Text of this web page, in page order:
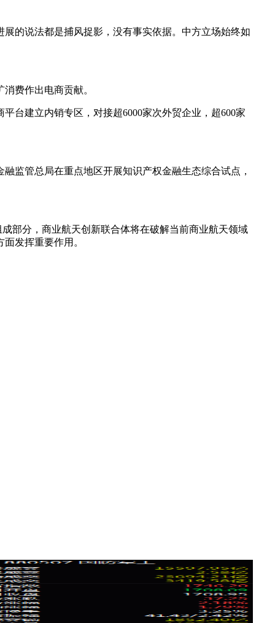
的说法都是捕风捉影，没有事实依据。中方立场始终如
费作出电商贡献。
台建立内销专区，对接超6000家次外贸企业，超600家
监管总局在重点地区开展知识产权金融生态综合试点，
部分，商业航天创新联合体将在破解当前商业航天领域
发挥重要作用。